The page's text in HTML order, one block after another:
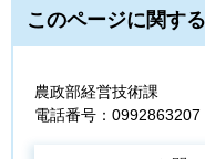
このページに関す
農政部経営技術課
電話番号：0992863207